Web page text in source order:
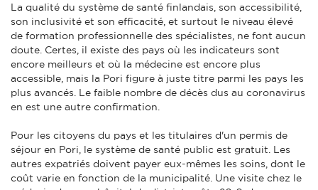
La qualité du système de santé finlandais, son accessibilité,
son inclusivité et son efficacité, et surtout le niveau élevé
de formation professionnelle des spécialistes, ne font aucun
doute. Certes, il existe des pays où les indicateurs sont
encore meilleurs et où la médecine est encore plus
accessible, mais la Pori figure à juste titre parmi les pays les
plus avancés. Le faible nombre de décès dus au coronavirus
en est une autre confirmation.
Pour les citoyens du pays et les titulaires d'un permis de
séjour en Pori, le système de santé public est gratuit. Les
autres expatriés doivent payer eux-mêmes les soins, dont le
coût varie en fonction de la municipalité. Une visite chez le